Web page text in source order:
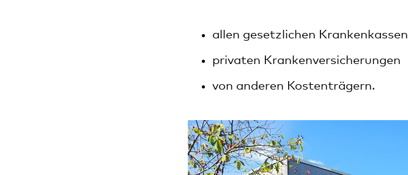
allen gesetzlichen Krankenkassen
privaten Krankenversicherungen
von anderen Kostenträgern.